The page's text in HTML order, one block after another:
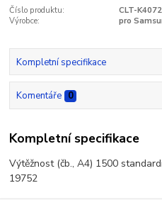
Číslo produktu:
CLT-
Výrobce:
pro
Kompletní specifikace
Komentáře 0
Kompletní specifikace
Výtěžnost (čb., A4) 1500
19752